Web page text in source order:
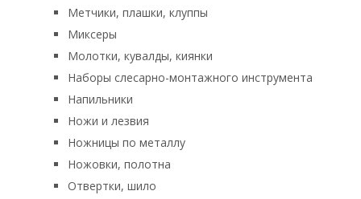
Метчики, плашки, клуппы
Миксеры
Молотки, кувалды, киянки
Наборы слесарно-монтажного инструмента
Напильники
Ножи и лезвия
Ножницы по металлу
Ножовки, полотна
Отвертки, шило